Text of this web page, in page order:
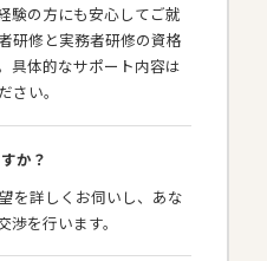
験の方にも安心してご就
研修と実務者研修の資格
具体的なサポート内容は
さい。
か？
を詳しくお伺いし、あな
を行います。